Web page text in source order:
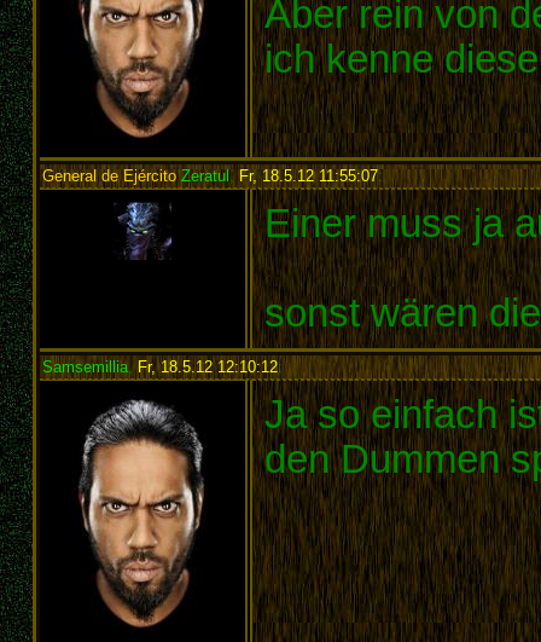
Aber rein von
ich kenne
General de EjércitoZeratul, Fr, 18.5.12 11:55:07:
Einer muss ja
sonst wären
Samsemillia, Fr, 18.5.12 12:10:12:
Ja so einfach
den Dummen